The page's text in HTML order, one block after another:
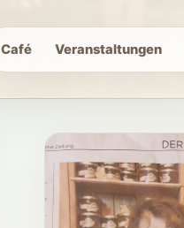
Café Veranstaltungen